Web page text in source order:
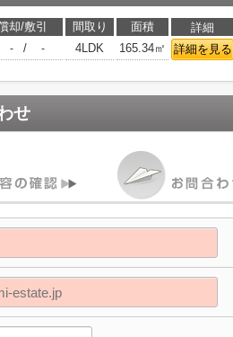
却/敷引 間取り 面積 詳細
- / - 4LDK 165.34㎡ 詳細を見る
せ